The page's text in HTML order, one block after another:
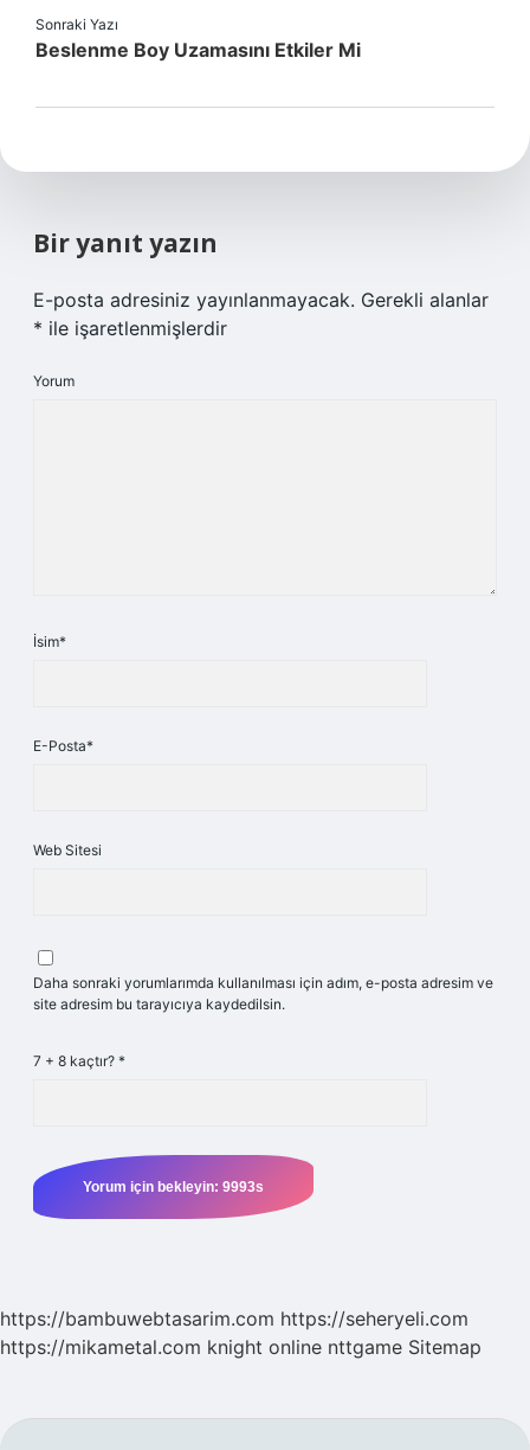
Sonraki Yazı
Beslenme Boy Uzamasını Etkiler Mi
Bir yanıt yazın
E-posta adresiniz yayınlanmayacak. Gerekli alanlar
* ile işaretlenmişlerdir
Yorum
İsim*
E-Posta*
Web Sitesi
Daha sonraki yorumlarımda kullanılması için adım, e-posta adresim ve
site adresim bu tarayıcıya kaydedilsin.
7 + 8 kaçtır? *
https://bambuwebtasarim.com https://seheryeli.com
https://mikametal.com knight online nttgame Sitemap